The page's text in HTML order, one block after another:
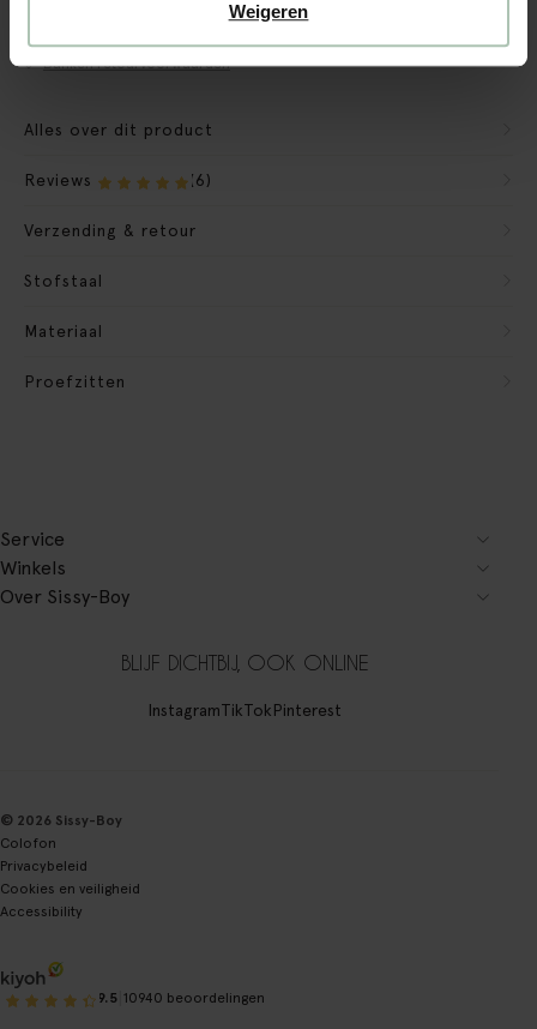
Weigeren
Verpakkingsmateriaal nemen we mee
Banken retourvoorwaarden
Alles over dit product
Reviews (6)
Verzending & retour
Stofstaal
Materiaal
Proefzitten
Service
Winkels
Over Sissy-Boy
BLIJF DICHTBIJ, OOK ONLINE
InstagramTikTokPinterest
© 2026 Sissy-Boy
Colofon
Privacybeleid
Cookies en veiligheid
Accessibility
9.5 10940 beoordelingen